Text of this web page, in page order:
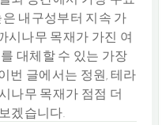
내구성부터 지속 가
시나무 목재가 가진 여
대체할 수 있는 가장
번 글에서는 정원, 테라
나무 목재가 점점 더
겠습니다.